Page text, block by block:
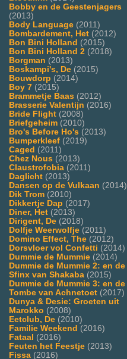
Bobby en de Geestenjagers
(2013)
Body Language (2011)
Bombardement, Het (2012)
Bon Bini Holland (2015)
Bon Bini Holland 2 (2018)
Borgman (2013)
Boskampi's, De (2015)
Bouwdorp (2014)
Boy 7 (2015)
Brammetje Baas (2012)
Brasserie Valentijn (2016)
Bride Flight (2008)
Briefgeheim (2010)
Bro's Before Ho's (2013)
Bumperkleef (2019)
Caged (2011)
Chez Nous (2013)
Claustrofobia (2011)
Daglicht (2013)
Dansen op de Vulkaan (2014)
Dik Trom (2010)
Dikkertje Dap (2017)
Diner, Het (2013)
Dirigent, De (2018)
Dolfje Weerwolfje (2011)
Domino Effect, The (2012)
Dorsvloer vol Confetti (2014)
Dummie de Mummie (2014)
Dummie de Mummie 2: en de
Sfinx van Shakaba (2015)
Dummie de Mummie 3: en de
Tombe van Achnetoet (2017)
Dunya & Desie: Groeten uit
Marokko (2008)
Eetclub, De (2010)
Familie Weekend (2016)
Fataal (2016)
Feuten het Feestje (2013)
Fissa (2016)